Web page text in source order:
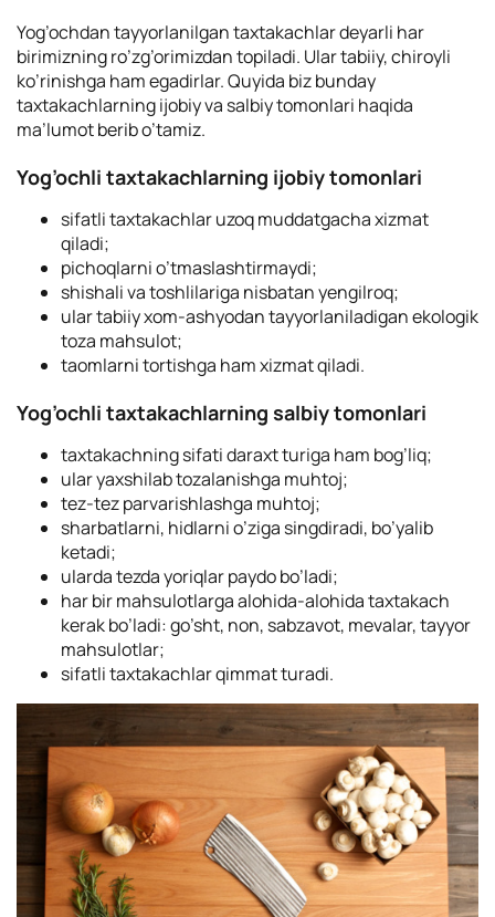
Yog’ochdan tayyorlanilgan taxtakachlar deyarli har
birimizning ro’zg’orimizdan topiladi. Ular tabiiy, chiroyli
ko’rinishga ham egadirlar. Quyida biz bunday
taxtakachlarning ijobiy va salbiy tomonlari haqida
ma’lumot berib o’tamiz.
Yog’ochli taxtakachlarning ijobiy tomonlari
sifatli taxtakachlar uzoq muddatgacha xizmat
qiladi;
pichoqlarni o’tmaslashtirmaydi;
shishali va toshlilariga nisbatan yengilroq;
ular tabiiy xom-ashyodan tayyorlaniladigan ekologik
toza mahsulot;
taomlarni tortishga ham xizmat qiladi.
Yog’ochli taxtakachlarning salbiy tomonlari
taxtakachning sifati daraxt turiga ham bog’liq;
ular yaxshilab tozalanishga muhtoj;
tez-tez parvarishlashga muhtoj;
sharbatlarni, hidlarni o’ziga singdiradi, bo’yalib
ketadi;
ularda tezda yoriqlar paydo bo’ladi;
har bir mahsulotlarga alohida-alohida taxtakach
kerak bo’ladi: go’sht, non, sabzavot, mevalar, tayyor
mahsulotlar;
sifatli taxtakachlar qimmat turadi.